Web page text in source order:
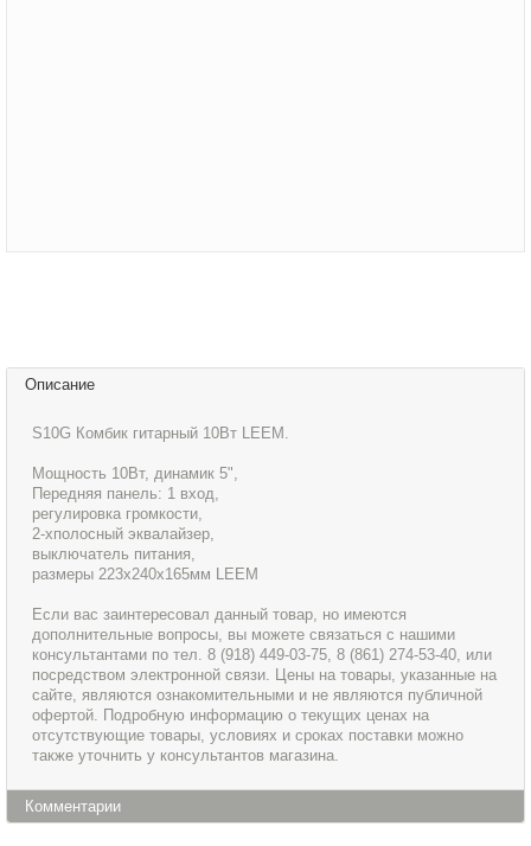
Описание
S10G Комбик гитарный 10Вт LEEM.
Мощность 10Вт, динамик 5",
Передняя панель: 1 вход,
регулировка громкости,
2-хполосный эквалайзер,
выключатель питания,
размеры 223х240х165мм LEEM
Если вас заинтересовал данный товар, но имеются
дополнительные вопросы, вы можете связаться с нашими
консультантами по тел. 8 (918) 449-03-75, 8 (861) 274-53-40, или
посредством электронной связи. Цены на товары, указанные на
сайте, являются ознакомительными и не являются публичной
офертой. Подробную информацию о текущих ценах на
отсутствующие товары, условиях и сроках поставки можно
также уточнить у консультантов магазина.
Комментарии